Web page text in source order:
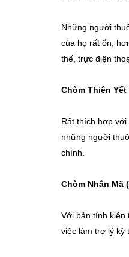
Những người
của họ rất ổn,
thế, trực điện
Chòm Thiên Yết
Rất thích hợp
những người
chính.
Chòm Nhân Mã
Với bản tính kiên
việc làm trợ lý kỹ